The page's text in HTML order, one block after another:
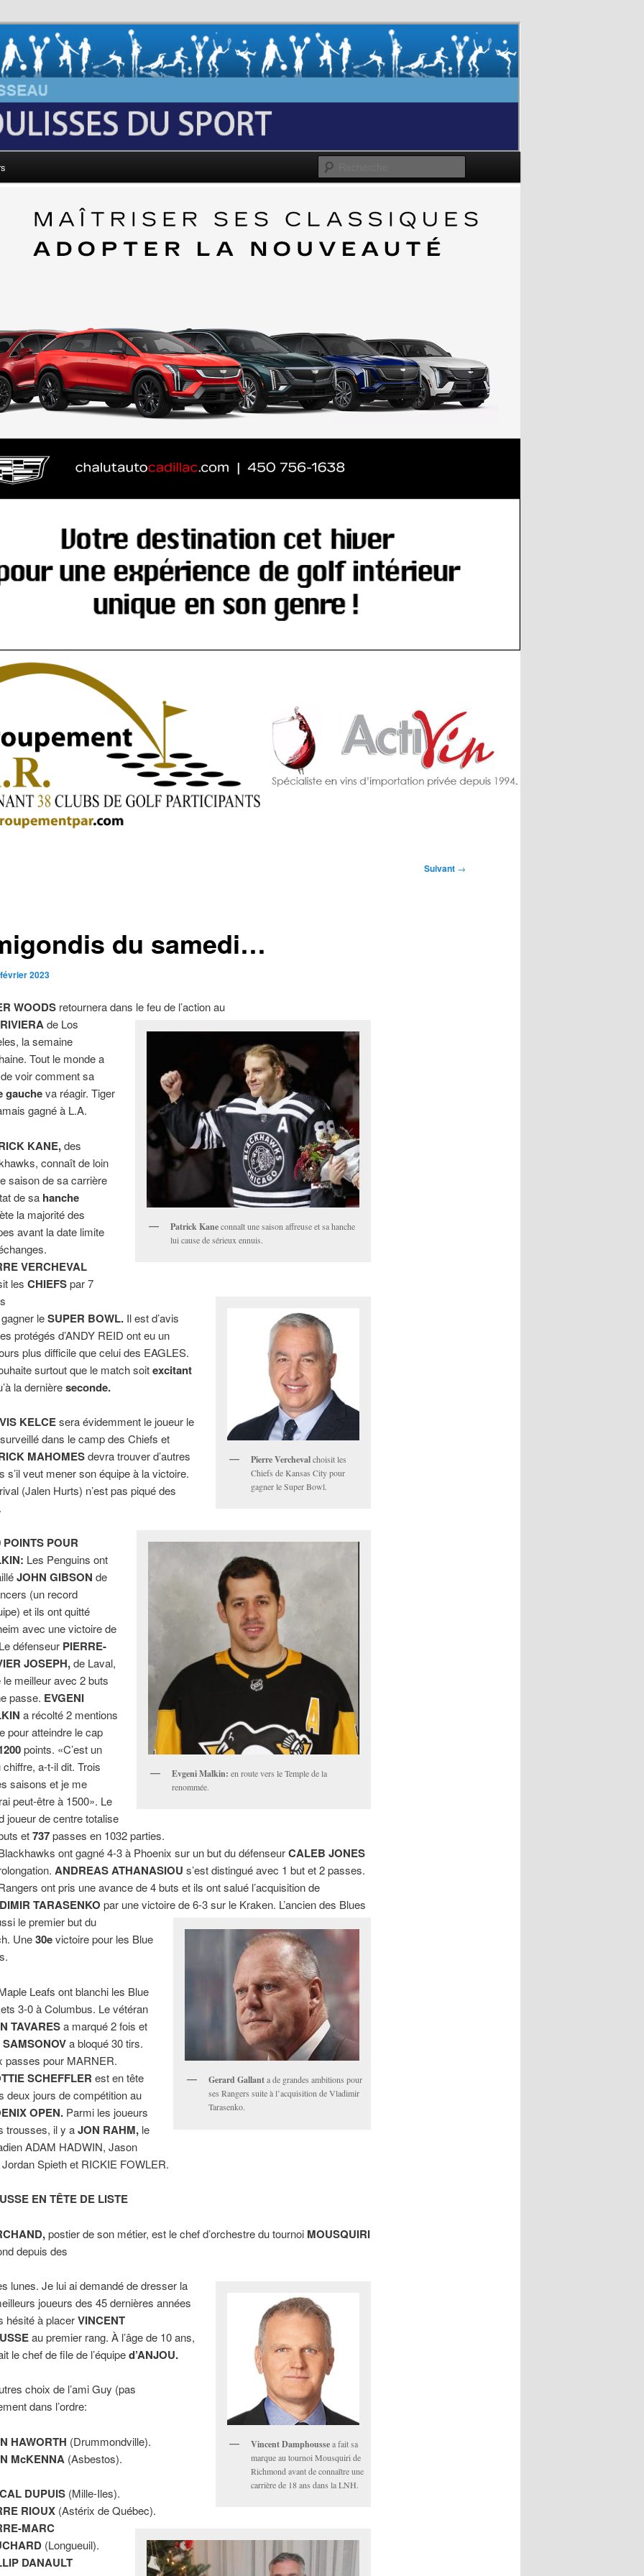
Les Coulisses du Sport
Suivant →
du samedi…
2023
WOODS retournera dans le feu de l’action au
Patrick Kaneconnaît une saison affreuse et sa hanche
lui cause de sérieux ennuis.
RIVIERAde Los
la semaine
Tout le monde a
voir comment sa
gaucheva réagir. Tiger
gagné à L.A.
KANE,des
connaît de loin
saison de sa carrière
de sa hanche
la majorité des
avant la date limite
VERCHEVAL
lesCHIEFSpar 7
Pierre Verchevalchoisit les
Chiefs de Kansas City pour
gagner le Super Bowl.
leSUPER BOWL. Il est d’avis
protégés d’ANDY REID ont eu un
plus difficile que celui des EAGLES.
surtout que le match soitexcitant
la dernièreseconde.
KELCEsera évidemment le joueur le
dans le camp des Chiefs et
MAHOMESdevra trouver d’autres
s’il veut mener son équipe à la victoire.
Evgeni Malkin: en route vers le Temple de la
renommée.
(Jalen Hurts) n’est pas piqué des
POINTS POUR
Les Penguins ont
JOHN GIBSON de
(un record
et ils ont quitté
avec une victoire de
défenseur PIERRE-
JOSEPH,de Laval,
le meilleur avec 2 buts
passe. EVGENI
a récolté 2 mentions
pour atteindre le cap
points. «C’est un
chiffre, a-t-il dit. Trois
saisons et je me
peut-être à 1500». Le
joueur de centre totalise
et737passes en 1032 parties.
ont gagné 4-3 à Phoenix sur un but du défenseurCALEB JONES
ANDREAS ATHANASIOU s’est distingué avec 1 but et 2 passes.
ont pris une avance de 4 buts et ils ont salué l’acquisition de
TARASENKO par une victoire de 6-3 sur le Kraken. L’ancien des Blues
le premier but du
Gerard Gallanta de grandes ambitions pour
ses Rangers suite à l’acquisition de Vladimir
Tarasenko.
Une30evictoire pour les Blue
Leafs ont blanchi les Blue
3-0 à Columbus. Le vétéran
TAVARESa marqué 2 fois et
SAMSONOVa bloqué 30 tirs.
passes pour MARNER.
SCHEFFLER est en tête
deux jours de compétition au
OPEN. Parmi les joueurs
trousses, il y aJON RAHM, le
ADAM HADWIN, Jason
Jordan Spieth et RICKIE FOWLER.
EN TÊTE DE LISTE
postier de son métier, est le chef d’orchestre du tournoi MOUSQUIRI
depuis des
Vincent Damphoussea fait sa
marque au tournoi Mousquiri de
Richmond avant de connaître une
carrière de 18 ans dans la LNH.
lunes. Je lui ai demandé de dresser la
joueurs des 45 dernières années
hésité à placerVINCENT
au premier rang. À l’âge de 10 ans,
le chef de file de l’équiped’ANJOU.
choix de l’ami Guy (pas
dans l’ordre:
HAWORTH (Drummondville).
McKENNA (Asbestos).
DUPUIS (Mille-Iles).
RIOUX (Astérix de Québec).
MARC
(Longueuil).
DANAULT